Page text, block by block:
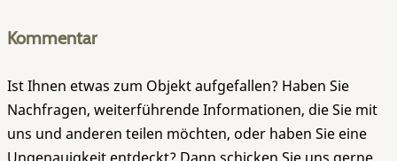
Kommentar
Ist Ihnen etwas zum Objekt aufgefallen? Haben Sie
Nachfragen, weiterführende Informationen, die Sie mit
uns und anderen teilen möchten, oder haben Sie eine